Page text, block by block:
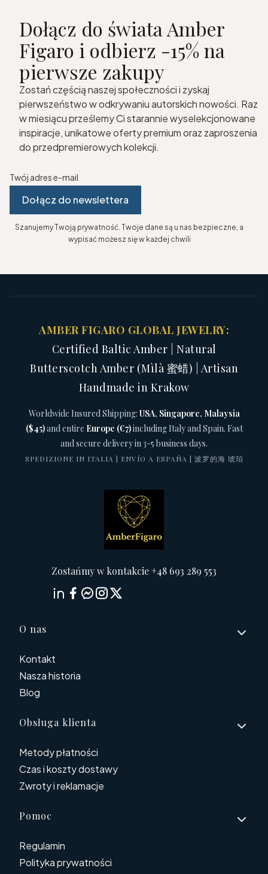
Dołącz do świata Amber
Figaro i odbierz -15% na
pierwsze zakupy
Zostań częścią naszej społeczności i zyskaj
pierwszeństwo w odkrywaniu autorskich nowości. Raz
w miesiącu prześlemy Ci starannie wyselekcjonowane
inspiracje, unikatowe oferty premium oraz zaproszenia
do przedpremierowych kolekcji.
Twój adres e-mail
Dołącz do newslettera
Szanujemy Twoją prywatność. Twoje dane są u nas bezpieczne, a
wypisać możesz się w każdej chwili
AMBER FIGARO GLOBAL JEWELRY:
Certified Baltic Amber | Natural
Butterscotch Amber (Mìlà 蜜蜡) | Artisan
Handmade in Krakow
Worldwide Insured Shipping: USA, Singapore, Malaysia
($45)and entire Europe (€7)including Italy and Spain. Fast
and secure delivery in 3-5 business days.
SPEDIZIONE IN ITALIA | ENVÍO A ESPAÑA | 波罗的海 琥珀
Zostańmy w kontakcie +48 693 289 553
Linki w stopce
O nas
Kontakt
Nasza historia
Blog
Obsługa klienta
Metody płatności
Czas i koszty dostawy
Zwroty i reklamacje
Pomoc
Regulamin
Polityka prywatności